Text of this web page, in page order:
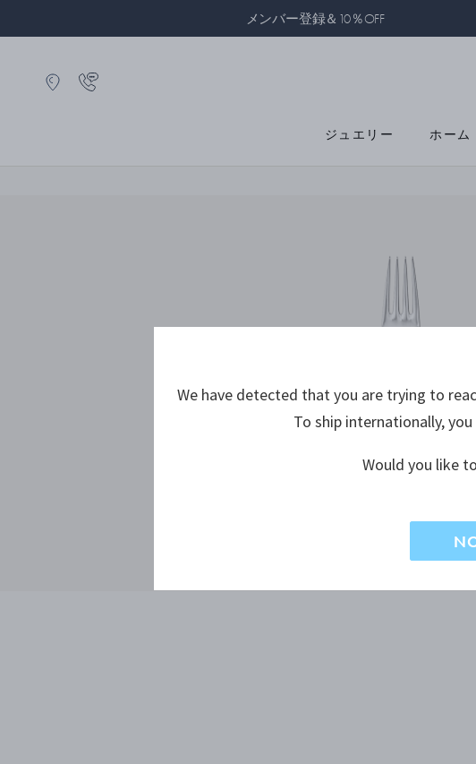
メンバー登録＆10％OFF
ジュエリー ホーム
We have detected that you are trying to
To ship internationally,
Would you like